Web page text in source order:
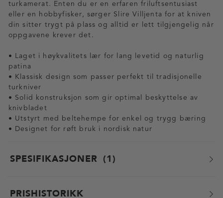
turkamerat. Enten du er en erfaren friluftsentusiast
eller en hobbyfisker, sørger Slire Villjenta for at kniven
din sitter trygt på plass og alltid er lett tilgjengelig når
oppgavene krever det.
• Laget i høykvalitets lær for lang levetid og naturlig
patina
• Klassisk design som passer perfekt til tradisjonelle
turkniver
• Solid konstruksjon som gir optimal beskyttelse av
knivbladet
• Utstyrt med beltehempe for enkel og trygg bæring
• Designet for røft bruk i nordisk natur
SPESIFIKASJONER 1
PRISHISTORIKK